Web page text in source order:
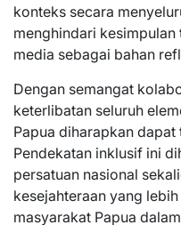
konteks secara
menghindari
media sebagai bahan
Dengan semangat
keterlibatan seluruh
Papua diharapkan
Pendekatan inklusif ini
persatuan nasional
kesejahteraan yang
masyarakat Papua